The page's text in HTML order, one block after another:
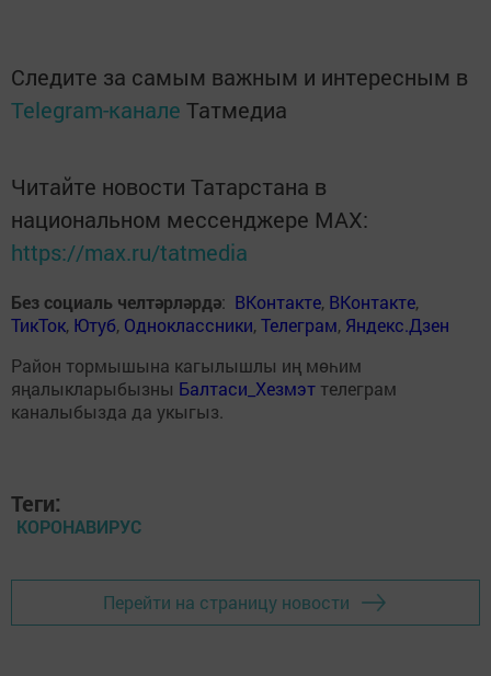
Следите за самым важным и интересным в
Telegram-канале Татмедиа
Читайте новости Татарстана в
национальном мессенджере MАХ:
https://max.ru/tatmedia
Без социаль челтәрләрдә: ВКонтакте, ВКонтакте,
ТикТок, Ютуб, Одноклассники,Телеграм, Яндекс.Дзен
Район тормышына кагылышлы иң мөһим
яңалыкларыбызны Балтаси_Хезмэт телеграм
каналыбызда да укыгыз.
Теги:
КОРОНАВИРУС
Перейти на страницу новости